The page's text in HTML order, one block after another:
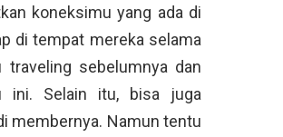
koneksimu yang ada di
di tempat mereka selama
sebelumnya dan
ini. Selain itu, bisa juga
membernya. Namun tentu